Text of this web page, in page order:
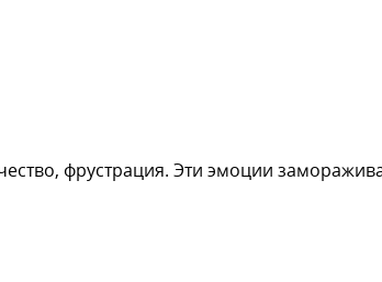
фрустрация. Эти эмоции